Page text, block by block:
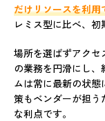
だけリソースを利用
レミス型に比べ、初
場所を選ばずアク
の業務を円滑にし
ムは常に最新の状
策もベンダーが担う
な利点です。